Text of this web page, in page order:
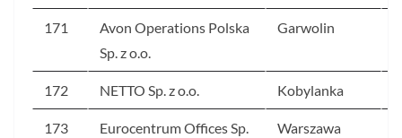
171
Avon Operations Polska
Sp. z o.o.
Garwolin
172 NETTO Sp. z o.o. Kobylanka
173
Eurocentrum Offices Sp.
Warszawa